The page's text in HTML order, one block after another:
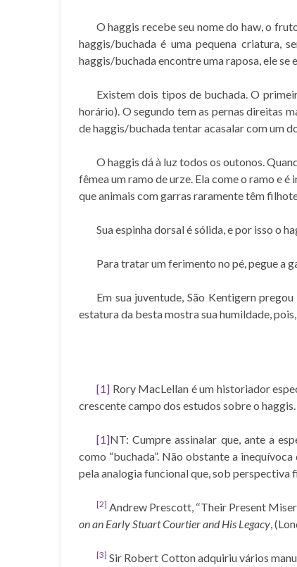
O haggis recebe seu nome do haw, o
haggis/buchada é uma pequena criatura,
haggis/buchada encontre uma raposa, ele se
Existem dois tipos de buchada. O
horário). O segundo tem as pernas direitas
de haggis/buchada tentar acasalar com um
O haggis dá à luz todos os outonos.
fêmea um ramo de urze. Ela come o ramo e
que animais com garras raramente têm
Sua espinha dorsal é sólida, e por isso o
Para tratar um ferimento no pé, pegue a
Em sua juventude, São Kentigern
estatura da besta mostra sua humildade,
[1] Rory MacLellan é um historiador
crescente campo dos estudos sobre o haggis.
[1]NT: Cumpre assinalar que, ante a
como “buchada”. Não obstante a
pela analogia funcional que, sob
[2] Andrew Prescott, ‘‘Their Present
on an Early Stuart Courtier and His Legacy,
[3] Sir Robert Cotton adquiriu vários